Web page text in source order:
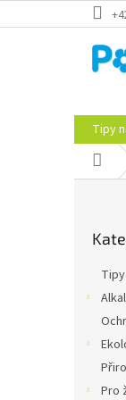
na
Tipy
Pro